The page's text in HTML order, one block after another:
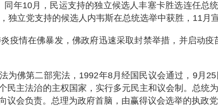
同年10月，民运支持的独立候选人丰塞卡胜选连任总
独立党支持的候选人内韦斯在总统选举中获胜，11月宣
疫情在佛暴发，佛政府迅速采取封禁举措，并启动
为佛第二部宪法，1992年8月经国民议会通过，9月
民主法治的主权国家，实行多元民主和议会制。总统
议会负责。总理为政府首脑，由赢得议会选举的执政